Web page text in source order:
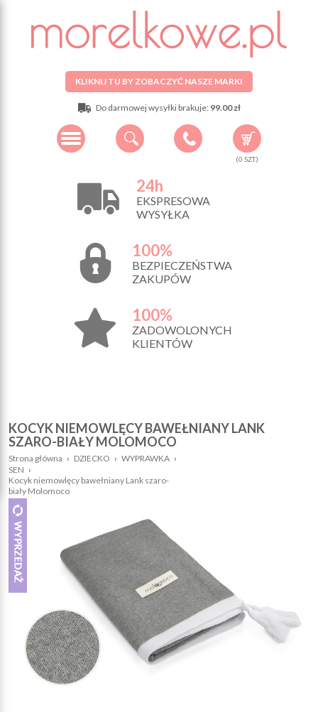
KLIKNIJ TU BY ZOBACZYĆ NASZE MARKI
Do darmowej wysyłki brakuje: 99.00 zł
(0 SZT.)
24h
EKSPRESOWA
WYSYŁKA
100%
BEZPIECZEŃSTWA
ZAKUPÓW
100%
ZADOWOLONYCH
KLIENTÓW
KOCYK NIEMOWLĘCY BAWEŁNIANY LANK
SZARO-BIAŁY MOLOMOCO
Strona główna › DZIECKO › WYPRAWKA ›
SEN ›
Kocyk niemowlęcy bawełniany Lank szaro-
biały Molomoco